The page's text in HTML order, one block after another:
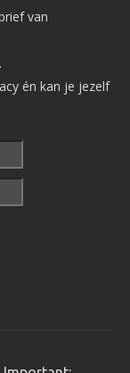
van
én kan je jezelf